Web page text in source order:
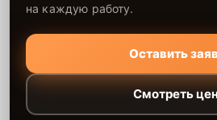
на каждую работу.
Оставить
Смотреть